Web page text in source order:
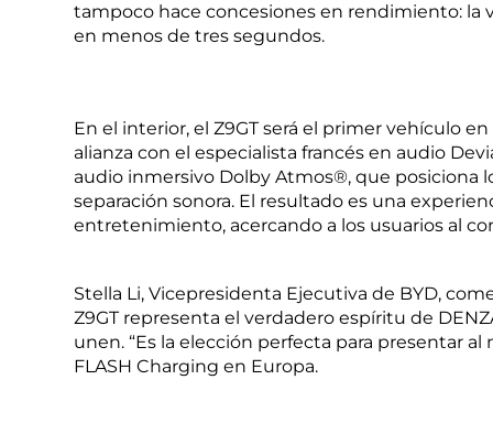
tampoco hace concesiones en rendimiento: la
en menos de tres segundos.
En el interior, el Z9GT será el primer vehículo
alianza con el especialista francés en audio
audio inmersivo Dolby Atmos®, que posiciona
separación sonora. El resultado es una
entretenimiento, acercando a los usuarios al
Stella Li, Vicepresidenta Ejecutiva de BYD,
Z9GT representa el verdadero espíritu de
unen. “Es la elección perfecta para presentar
FLASH Charging en Europa.